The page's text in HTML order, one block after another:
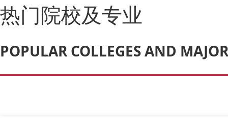
热门院校及专业
POPULAR COLLEGES AND